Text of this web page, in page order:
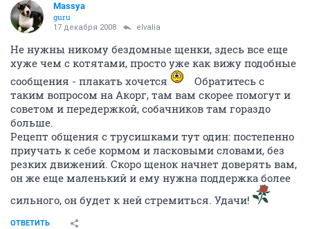
Massya
guru
17 декабря 2008 elvalia
Не нужны никому бездомные щенки, здесь все еще
хуже чем с котятами, просто уже как вижу подобные
сообщения - плакать хочется
Обратитесь с
таким вопросом на Акорг, там вам скорее помогут и
советом и передержкой, собачников там гораздо
больше.
Рецепт общения с трусишками тут один: постепенно
приучать к себе кормом и ласковыми словами, без
резких движений. Скоро щенок начнет доверять вам,
он же еще маленький и ему нужна поддержка более
сильного, он будет к ней стремиться. Удачи!
ОТВЕТИТЬ